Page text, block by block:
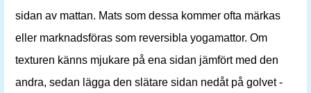
sidan av mattan. Mats som dessa kommer ofta märkas
eller marknadsföras som reversibla yogamattor. Om
texturen känns mjukare på ena sidan jämfört med den
andra, sedan lägga den slätare sidan nedåt på golvet -